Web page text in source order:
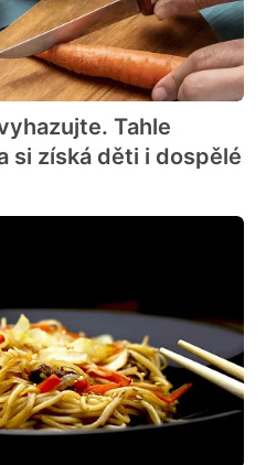
Tahle
si získá děti i dospělé